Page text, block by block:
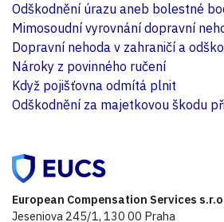
Odškodnění úrazu aneb bolestné
Mimosoudní vyrovnání dopravní
Dopravní nehoda v zahraničí a
Nároky z povinného ručení
Když pojišťovna odmítá plnit
Odškodnění za majetkovou škodu
European Compensation Services
Jeseniova 245/1, 130 00 Praha